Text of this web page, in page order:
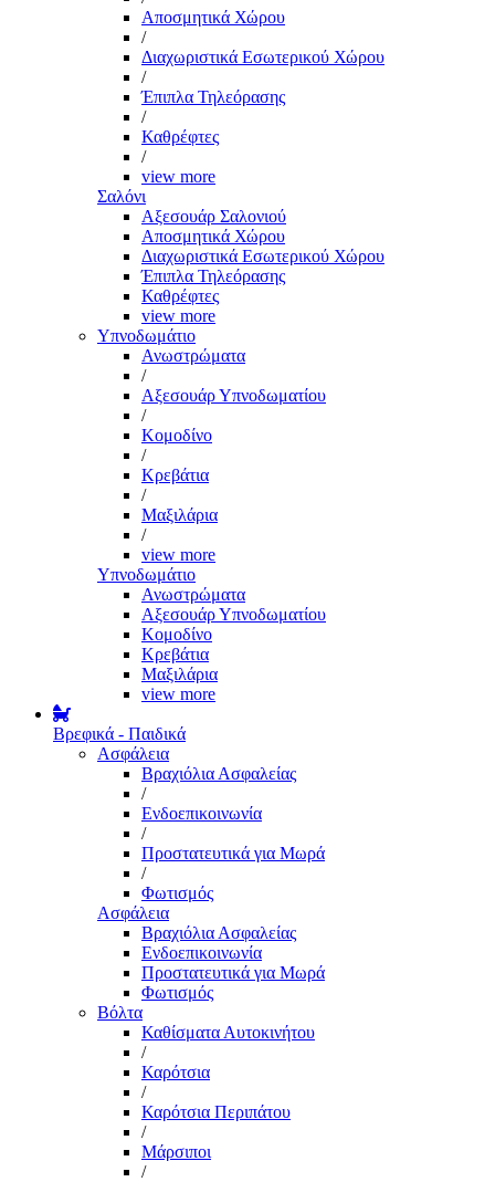
Αποσμητικά Χώρου
/
Διαχωριστικά Εσωτερικού Χώρου
/
Έπιπλα Τηλεόρασης
/
Καθρέφτες
/
view more
Σαλόνι
Αξεσουάρ Σαλονιού
Αποσμητικά Χώρου
Διαχωριστικά Εσωτερικού Χώρου
Έπιπλα Τηλεόρασης
Καθρέφτες
view more
Υπνοδωμάτιο
Ανωστρώματα
/
Αξεσουάρ Υπνοδωματίου
/
Κομοδίνο
/
Κρεβάτια
/
Μαξιλάρια
/
view more
Υπνοδωμάτιο
Ανωστρώματα
Αξεσουάρ Υπνοδωματίου
Κομοδίνο
Κρεβάτια
Μαξιλάρια
view more
Βρεφικά - Παιδικά
Ασφάλεια
Βραχιόλια Ασφαλείας
/
Ενδοεπικοινωνία
/
Προστατευτικά για Μωρά
/
Φωτισμός
Ασφάλεια
Βραχιόλια Ασφαλείας
Ενδοεπικοινωνία
Προστατευτικά για Μωρά
Φωτισμός
Βόλτα
Καθίσματα Αυτοκινήτου
/
Καρότσια
/
Καρότσια Περιπάτου
/
Μάρσιποι
/